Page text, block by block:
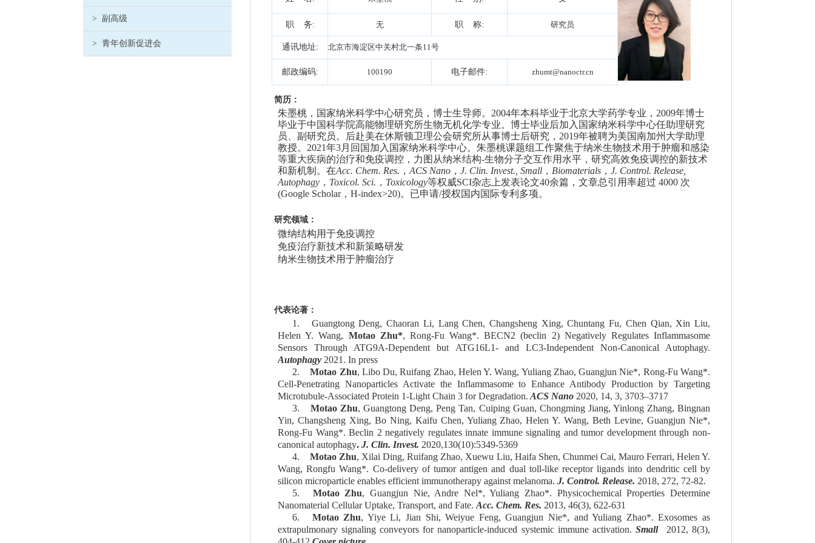
> 副高级
> 青年创新促进会
职 务: 无 职 称: 研究员
通讯地址: 北京市海淀区中关村北一条11号
邮政编码: 100190 电子邮件: zhumt@nanoctr.cn
简历：
朱墨桃，国家纳米科学中心研究员，博士生导师。 2004年本科毕业于北京大学药学专业， 2009年博士
毕业于中国科学院高能物理研究所生物无机化学专业。博士毕业后加入国家纳米科学中心任助理研究
员、副研究员。后赴美在休斯顿卫理公会研究所从事博士后研究， 2019年被聘为美国南加州大学助理
教授。 2021年3月回国加入国家纳米科学中心。朱墨桃课题组 工作聚焦于纳米生物技术用于肿瘤和感染
等重大疾病的治疗和免疫调控，力图从纳米结构-生物分子交互作用水平，研究高效免疫调控的新技术
和新机制。在Acc. Chem. Res. ， ACS Nano ， J. Clin. Invest., Small ， Biomaterials ， J. Control. Release,
Autophagy ， Toxicol. Sci. ， Toxicology等权威SCI杂志上发表论文40余篇，文章总引用率超过 4000 次
(Google Scholar， H-index>20)。已申请/授权国内国际专利多项。
研究领域：
微纳结构用于免疫调控
免疫治疗新技术和新策略研发
纳米生物技术用于肿瘤治疗
代表论著：
1.
Guangtong Deng, Chaoran Li, Lang Chen, Changsheng Xing, Chuntang Fu, Chen Qian, Xin Liu,
Helen Y. Wang, Motao Zhu*, Rong-Fu Wang*. BECN2 (beclin 2) Negatively Regulates Inflammasome
Sensors Through ATG9A-Dependent but ATG16L1- and LC3-Independent Non-Canonical Autophagy.
Autophagy 2021. In press
2.
Motao Zhu, Libo Du, Ruifang Zhao, Helen Y. Wang, Yuliang Zhao, Guangjun Nie*, Rong-Fu Wang*.
Cell-Penetrating Nanoparticles Activate the Inflammasome to Enhance Antibody Production by Targeting
Microtubule-Associated Protein 1-Light Chain 3 for Degradation. ACS Nano 2020, 14, 3, 3703–3717
3.
Motao Zhu, Guangtong Deng, Peng Tan, Cuiping Guan, Chongming Jiang, YinlongZhang, Bingnan
Yin, Changsheng Xing, Bo Ning, Kaifu Chen, Yuliang Zhao, Helen Y. Wang, Beth Levine, Guangjun Nie*,
Rong-Fu Wang*. Beclin 2 negatively regulates innate immune signaling and tumor development through non-
canonical autophagy. J. Clin. Invest. 2020,130(10):5349-5369
4.
Motao Zhu, Xilai Ding, Ruifang Zhao, Xuewu Liu, Haifa Shen, Chunmei Cai, Mauro Ferrari, Helen Y.
Wang, Rongfu Wang*. Co-delivery of tumor antigen and dual toll-like receptor ligands into dendritic cell by
silicon microparticle enables efficient immunotherapy against melanoma. J. Control. Release. 2018, 272, 72-82.
5.
Motao Zhu, Guangjun Nie, Andre Nel*, Yuliang Zhao*. Physicochemical Properties Determine
Nanomaterial Cellular Uptake, Transport, and Fate. Acc. Chem. Res. 2013, 46(3), 622-631
6.
Motao Zhu, Yiye Li, Jian Shi, Weiyue Feng, Guangjun Nie*, and Yuliang Zhao*. Exosomes as
extrapulmonary signaling conveyors for nanoparticle-induced systemic immune activation. Small 2012, 8(3),